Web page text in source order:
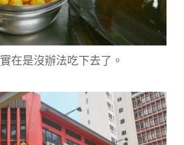
在是沒辦法吃下去了。